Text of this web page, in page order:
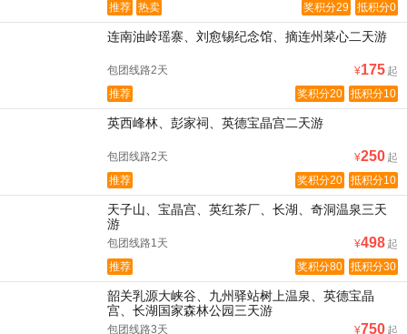
抵积分0
奖积分29
推荐 热卖
连南油岭瑶寨、刘愈锡纪念馆、摘连州菜心二天游
包团线路2天 ¥175 起
抵积分10
奖积分20
推荐
英西峰林、彭家祠、英德宝晶宫二天游
包团线路2天 ¥250 起
抵积分10
奖积分20
推荐
天子山、宝晶宫、英红茶厂、长湖、奇洞温泉三天
游
包团线路1天 ¥498 起
抵积分30
奖积分80
推荐
韶关乳源大峡谷、九州驿站树上温泉、英德宝晶
宫、长湖国家森林公园三天游
包团线路3天 ¥750 起